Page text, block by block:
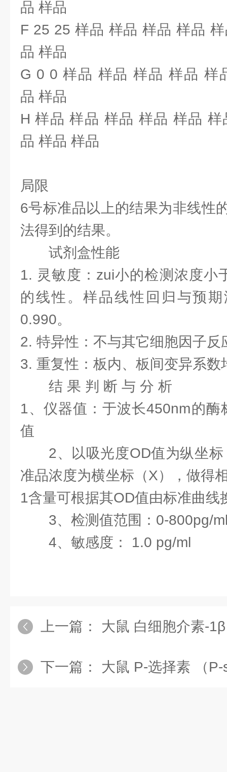
品 样品
F 25 25 样品 样品 样品 样品
品 样品
G 0 0 样品 样品 样品 样品 样
品 样品
H 样品 样品 样品 样品 样品
品 样品 样品
局限
6号标准品以上的结果为非线性
法得到的结果。
试剂盒性能
1. 灵敏度：zui小的检测浓度小
的线性。样品线性回归与预
0.990。
2. 特异性：不与其它细胞因子反
3. 重复性：板内、板间变异系数
结 果 判 断 与 分 析
1、仪器值：于波长450nm的酶
值
2、以吸光度OD值为纵坐
准品浓度为横坐标（X），做得
1含量可根据其OD值由标准曲线
3、检测值范围：0-800pg/
4、敏感度： 1.0 pg/ml
上一篇： 大鼠 白细胞介素-1β（IL-
下一篇： 大鼠 P-选择素 （P-selectin